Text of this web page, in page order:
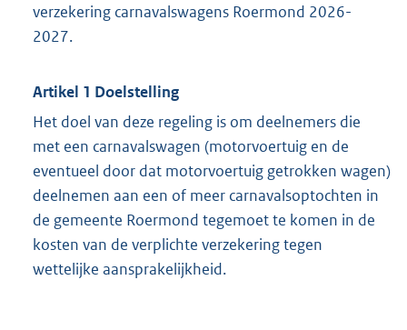
verzekering carnavalswagens Roermond 2026-
2027.
Artikel 1 Doelstelling
Het doel van deze regeling is om deelnemers die
met een carnavalswagen (motorvoertuig en de
eventueel door dat motorvoertuig getrokken wagen)
deelnemen aan een of meer carnavalsoptochten in
de gemeente Roermond tegemoet te komen in de
kosten van de verplichte verzekering tegen
wettelijke aansprakelijkheid.